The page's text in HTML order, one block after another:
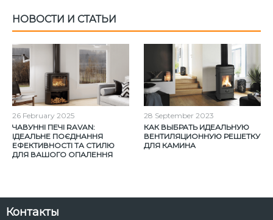
НОВОСТИ И СТАТЬИ
26 February 2025
ЧАВУННІ ПЕЧІ RAVAN:
ІДЕАЛЬНЕ ПОЄДНАННЯ
ЕФЕКТИВНОСТІ ТА СТИЛЮ
ДЛЯ ВАШОГО ОПАЛЕННЯ
28 September 2023
КАК ВЫБРАТЬ ИДЕАЛЬНУЮ
ВЕНТИЛЯЦИОННУЮ РЕШЕТКУ
ДЛЯ КАМИНА
Контакты